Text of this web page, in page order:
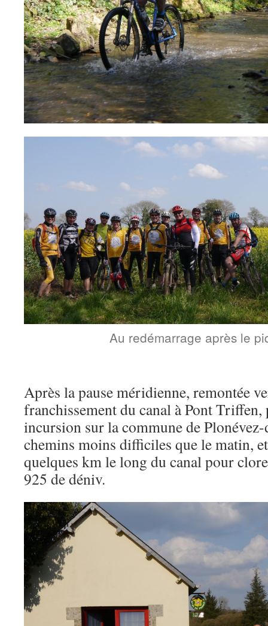
Au redémarrage après le
Après la pause méridienne, remontée
franchissement du canal à Pont Triffen,
incursion sur la commune de
chemins moins difficiles que le matin,
quelques km le long du canal pour
925 de déniv.